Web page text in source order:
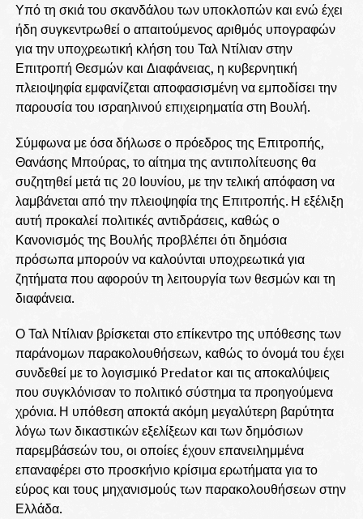
Υπό τη σκιά του σκανδάλου των υποκλοπών και ενώ έχει
ήδη συγκεντρωθεί ο απαιτούμενος αριθμός υπογραφών
για την υποχρεωτική κλήση του Ταλ Ντίλιαν στην
Επιτροπή Θεσμών και Διαφάνειας, η κυβερνητική
πλειοψηφία εμφανίζεται αποφασισμένη να εμποδίσει την
παρουσία του ισραηλινού επιχειρηματία στη Βουλή.
Σύμφωνα με όσα δήλωσε ο πρόεδρος της Επιτροπής,
Θανάσης Μπούρας, το αίτημα της αντιπολίτευσης θα
συζητηθεί μετά τις 20 Ιουνίου, με την τελική απόφαση να
λαμβάνεται από την πλειοψηφία της Επιτροπής. Η εξέλιξη
αυτή προκαλεί πολιτικές αντιδράσεις, καθώς ο
Κανονισμός της Βουλής προβλέπει ότι δημόσια
πρόσωπα μπορούν να καλούνται υποχρεωτικά για
ζητήματα που αφορούν τη λειτουργία των θεσμών και τη
διαφάνεια.
Ο Ταλ Ντίλιαν βρίσκεται στο επίκεντρο της υπόθεσης των
παράνομων παρακολουθήσεων, καθώς το όνομά του έχει
συνδεθεί με το λογισμικό Predator και τις αποκαλύψεις
που συγκλόνισαν το πολιτικό σύστημα τα προηγούμενα
χρόνια. Η υπόθεση αποκτά ακόμη μεγαλύτερη βαρύτητα
λόγω των δικαστικών εξελίξεων και των δημόσιων
παρεμβάσεών του, οι οποίες έχουν επανειλημμένα
επαναφέρει στο προσκήνιο κρίσιμα ερωτήματα για το
εύρος και τους μηχανισμούς των παρακολουθήσεων στην
Ελλάδα.